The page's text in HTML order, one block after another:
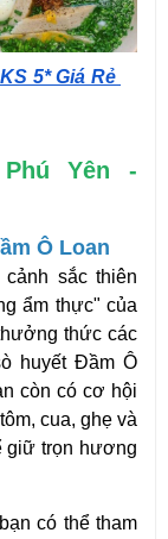
5* Giá Rẻ
Yên -
Ô Loan
sắc thiên
ẩm thực" của
thức các
huyết Đầm Ô
còn có cơ hội
cua, ghẹ và
giữ trọn hương
có thể tham